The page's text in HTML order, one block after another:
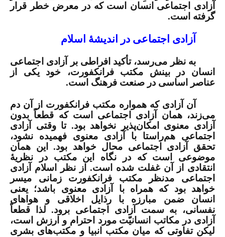
آزادی اجتماعی انسان است که در معرض خطر قرار
گرفته است.
آزادی اجتماعی در اندیشۀ اسلام
به نظر می‌رسد، تأکید افراطی بر آزادی اجتماعی
انسان در بینش مکتب فرانکفورت، خود یکی از
عناصر اساسی در صنعت فرهنگ است.
آن آزادی که همواره مکتب فرانکفورت از آن دم
می‌زند، همان آزادی اجتماعی است که قطعاً بدون
آزادی معنوی امکان‌پذیر نخواهد بود. تا وقتی آزادی
اجتماعی هم‌راستا با آزادی معنوی فهمیده نشود،
تحقق آزادی اجتماعی محال خواهد بود. این همان
موضوعی است که در نگاه این مکتب در نظریۀ
انتقادی از آن غفلت شده است. از نظر اسلام آزادی
اجتماعی مدنظر مكتب فرانکفورت زمانی میسر
خواهد بود که همراه با آزادی معنوی باشد؛ یعنی
انسان ضمن مبارزه با رذایل اخلاقی و هواهای
نفسانی، به سمت آزادی اجتماعی برود. لذا قطعاً
آزادی در مکاتب انسانیّت مورد احترام و ارزش است،
لیکن تفاوتی که میان مکتب انبیا و مکتب‌های بشری